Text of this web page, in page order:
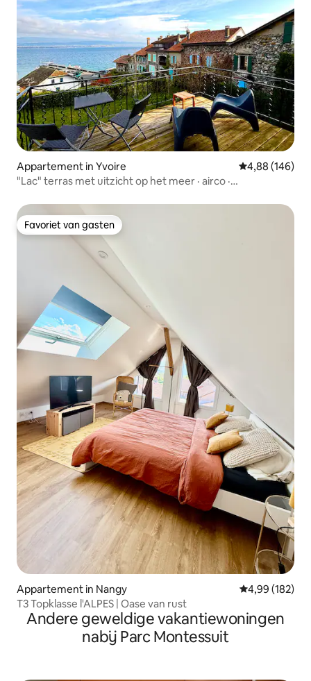
Appartement in Yvoire Gemiddelde
4,88 (146)
"Lac" terras met uitzicht op het meer · airco ·
Favoriet van gasten
Favoriet van gasten
Appartement in Nangy Gemiddelde
4,99 (182)
T3 Topklasse l'ALPES | Oase van rust
Andere geweldige vakantiewoningen
nabij Parc Montessuit